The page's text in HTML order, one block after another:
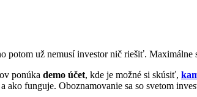
potom už nemusí investor nič riešiť.
ponúka demo účet, kde je možné si skúsiť,
funguje. Oboznamovanie sa so svetom